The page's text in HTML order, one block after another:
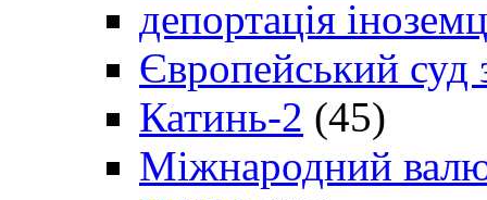
депортація
Європейський
Катинь-2 (45)
Міжнародний